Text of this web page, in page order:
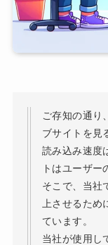
ご存知の通り
ブサイトを見
読み込み速度
トはユーザー
そこで、当社
上させるた
ています。
当社が使用し